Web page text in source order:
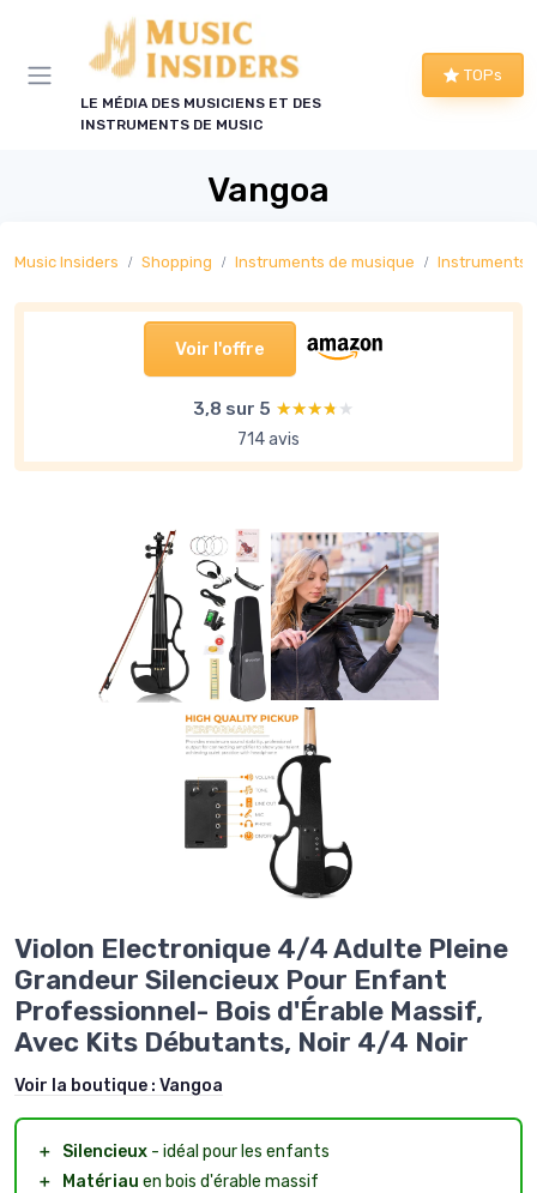
LE MÉDIA DES MUSICIENS ET DES
INSTRUMENTS DE MUSIC
TOPs
Vangoa
Music Insiders Shopping Instruments de musique Instruments
Voir l'offre
3,8 sur 5 ★★★★★
★★★★★
714 avis
Violon Electronique 4/4 Adulte Pleine
Grandeur Silencieux Pour Enfant
Professionnel- Bois d'Érable Massif,
Avec Kits Débutants, Noir 4/4 Noir
Voir la boutique : Vangoa
＋ Silencieux - idéal pour les enfants
＋
Matériau en bois d'érable massif
Panneau de gestion des cookies